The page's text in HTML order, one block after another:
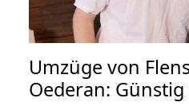
Umzüge von
Oederan: